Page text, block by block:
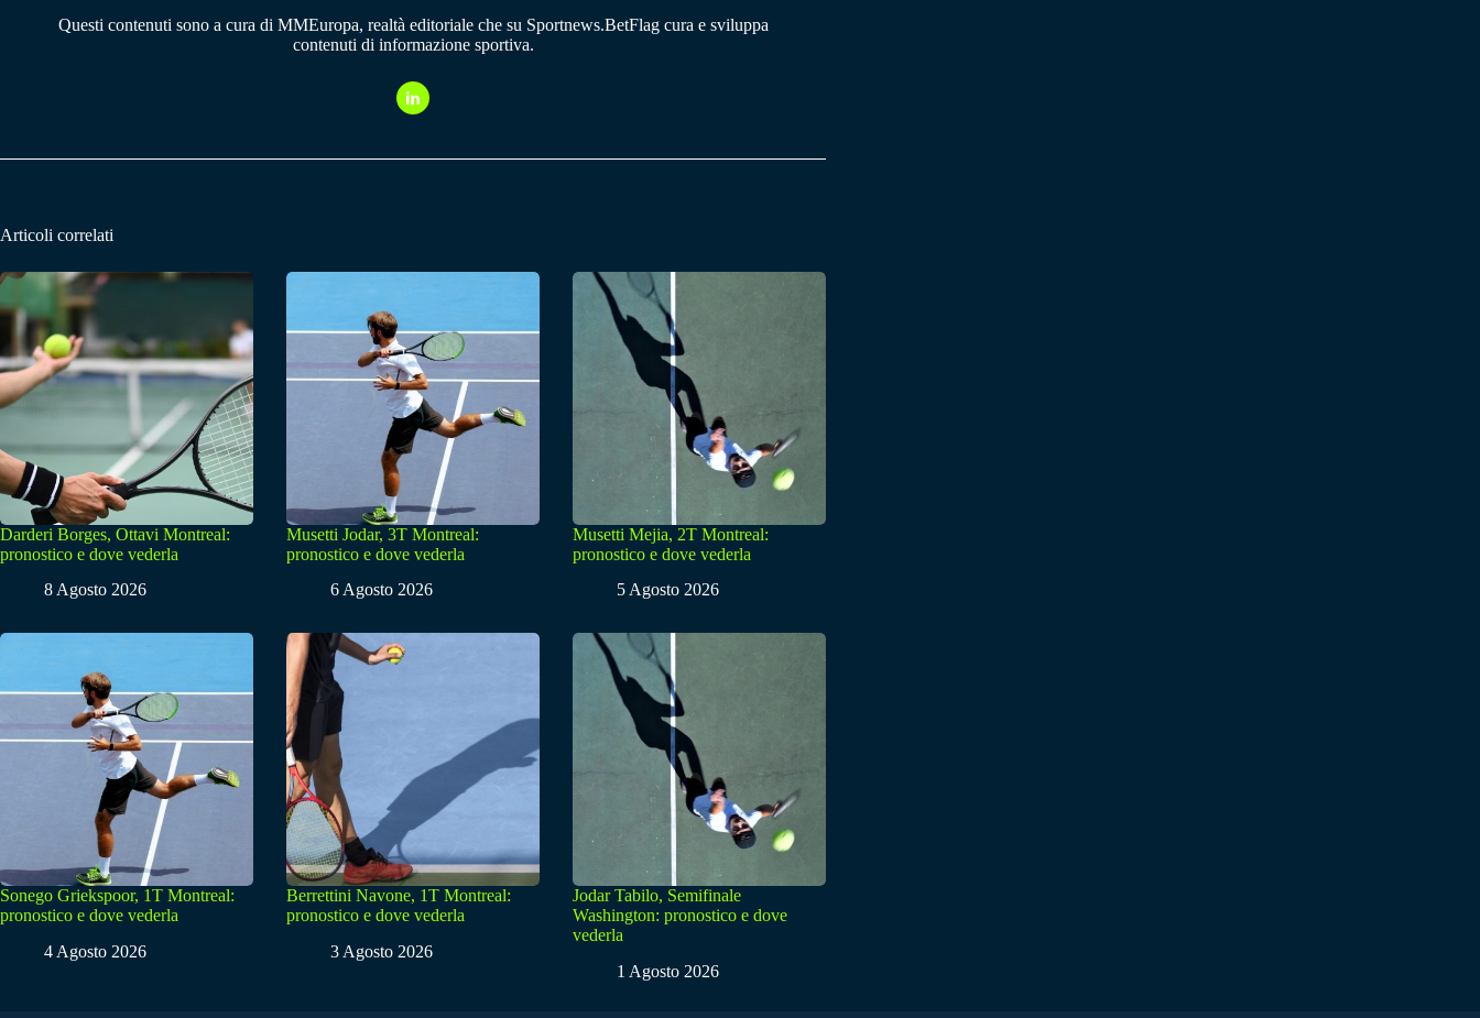
Questi contenuti sono a cura di MMEuropa, realtà editoriale che su Sportnews.BetFlag cura e sviluppa
contenuti di informazione sportiva.
Articoli correlati
Darderi Borges, Ottavi Montreal:
pronostico e dove vederla
8 Agosto 2026
Musetti Jodar, 3T Montreal:
pronostico e dove vederla
6 Agosto 2026
Musetti Mejia, 2T Montreal:
pronostico e dove vederla
5 Agosto 2026
Sonego Griekspoor, 1T Montreal:
pronostico e dove vederla
4 Agosto 2026
Berrettini Navone, 1T Montreal:
pronostico e dove vederla
3 Agosto 2026
Jodar Tabilo, Semifinale
Washington: pronostico e dove
vederla
1 Agosto 2026